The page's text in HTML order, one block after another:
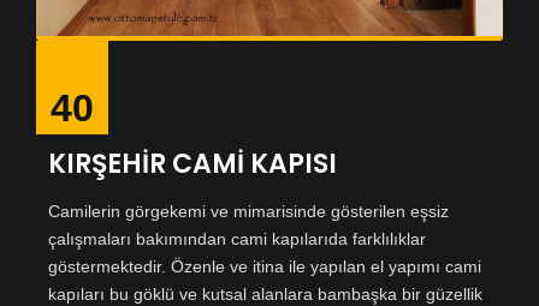
40
KIRŞEHİR CAMİ KAPISI
Camilerin görgekemi ve mimarisinde gösterilen eşsiz
çalışmaları bakımından cami kapılarıda farklılıklar
göstermektedir. Özenle ve itina ile yapılan el yapımı cami
kapıları bu göklü ve kutsal alanlara bambaşka bir güzellik